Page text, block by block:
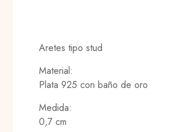
Aretes tipo stud
Material:
Plata 925 con baño de oro
Medida:
0,7 cm